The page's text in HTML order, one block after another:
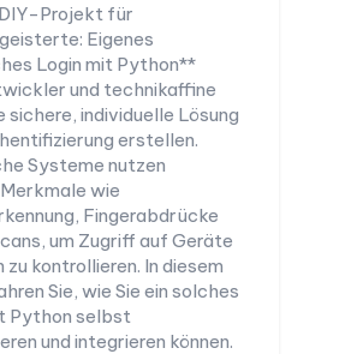
Projekt für
Eigenes
Login mit Python**
und technikaffine
sichere, individuelle Lösung
erstellen.
Systeme nutzen
wie
Fingerabdrücke
um Zugriff auf Geräte
kontrollieren. In diesem
Sie, wie Sie ein solches
Python selbst
und integrieren können.